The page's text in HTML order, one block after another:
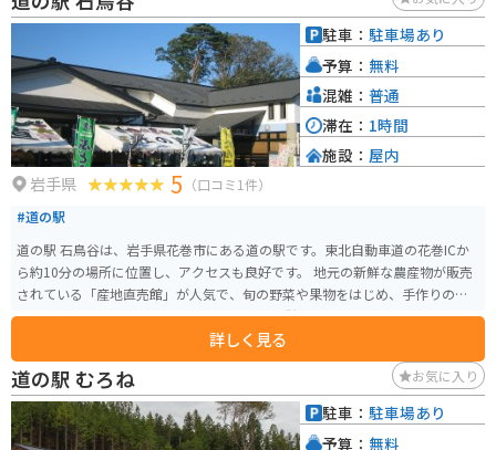
リングの休憩場所として利用するのも良いでしょう。道の駅から少し足を延
ばせば、鳴子温泉郷や鬼首温泉郷など、温泉地としても有名なエリアがあり
ます。日帰り温泉施設も充実しているので、ツーリングの疲れを癒やすこと
ができます。 道の駅 路田里はなやまは、地元の人々とのふれあいや、自然豊
かな景色を楽しむことができる場所です。宮城県を訪れた際には、ぜひ立ち
寄ってみてください。
岩手県 5 （口コミ1件）
#道の駅
道の駅 石鳥谷は、岩手県花巻市にある道の駅です。東北自動車道の花巻ICか
ら約10分の場所に位置し、アクセスも良好です。 地元の新鮮な農産物が販売
されている「産地直売館」が人気で、旬の野菜や果物をはじめ、手作りの加
工品など、お土産探しにも最適です。 また、併設されている「レストラン銀
河高原」では、地元産の食材をふんだんに使用した料理を楽しむことができ
ます。 バイクで訪れる場合、道の駅には広い駐車場が完備されているので安
心です。周辺には、宮沢賢治童話村や花巻温泉郷など、観光スポットも点在し
ているので、ツーリングの拠点としてもおすすめです。 道の駅 石鳥谷は、地
元の魅力が詰まった施設なので、ぜひ立ち寄ってみてください。
詳しく見る
駐車： 駐車場あり
予算： 無料
混雑： 普通
滞在： 1時間
施設： 屋内
道の駅 むろね お気に入り
駐車： 駐車場あり
予算： 無料